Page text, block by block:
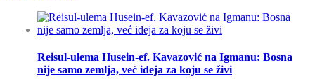
Reisul-ulema Husein-ef. Kavazović na Igmanu: Bosna
nije samo zemlja, već ideja za koju se živi